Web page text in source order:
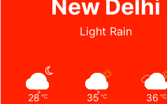
New Delhi
Light Rain
28 ℃ 35 ℃ 36 ℃